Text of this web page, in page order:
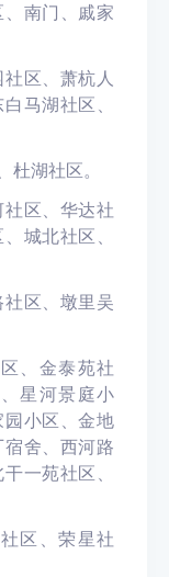
南门、戚家
区、萧杭人
马湖社区、
湖社区。
区、华达社
城北社区、
区、墩里吴
、金泰苑社
星河景庭小
小区、金地
舍、西河路
一苑社区、
区、荣星社